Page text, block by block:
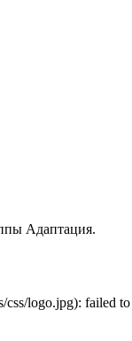
Адаптация.
logo.jpg): failed